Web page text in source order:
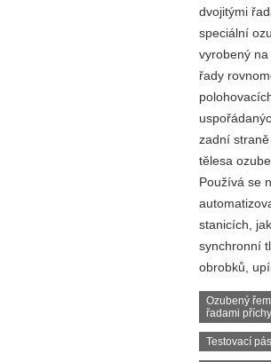
dvojitými
speciální
vyrobený
řady
zadní
tělesa
Používá se
stanicích,
synchronní
obrobků,
Ozubený
řadami
Testovací